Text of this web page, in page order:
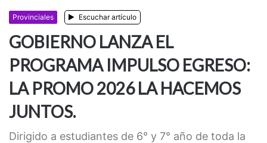
Provinciales Escuchar artículo
GOBIERNO LANZA EL
PROGRAMA IMPULSO EGRESO:
LA PROMO 2026 LA HACEMOS
JUNTOS.
Dirigido a estudiantes de 6° y 7° año de toda la